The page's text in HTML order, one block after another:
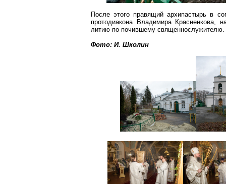
После этого правящий архипастырь в
протодиакона Владимира Красненкова,
литию по почившему священнослужителю.
Фото: И. Школин